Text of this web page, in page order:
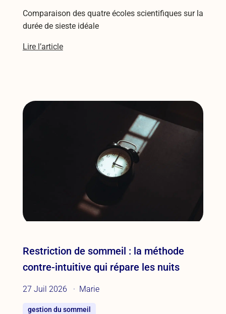
Comparaison des quatre écoles scientifiques sur la
durée de sieste idéale
Lire l’article
Restriction de sommeil : la méthode
contre-intuitive qui répare les nuits
27 Juil 2026 Marie
gestion du sommeil